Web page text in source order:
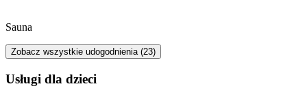
Sauna
Zobacz wszystkie udogodnienia (23)
usługi dla dzieci